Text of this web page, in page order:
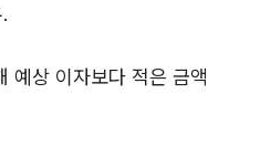
예상 이자보다 적은 금액